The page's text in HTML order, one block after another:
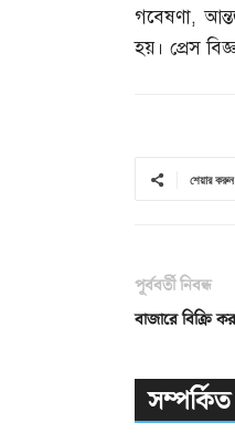
গবেষণা,
হয়। প্রেস
শেয়ার করুন
পূর্ববর্তী নিবন্ধ
বাজারে বিক্রি